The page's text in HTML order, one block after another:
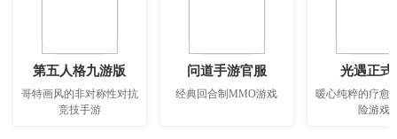
第五人格九游版
哥特画风的非对称性对抗
竞技手游
问道手游官服
经典回合制MMO游戏
光遇正式
暖心纯粹的疗愈
险游戏